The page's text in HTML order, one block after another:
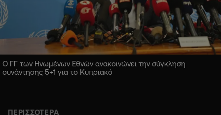
Ο ΓΓ των Ηνωμένων Εθνών ανακοινώνει την σύγκληση
συνάντησης 5+1 για το Κυπριακό
ΠΕΡΙΣΣΟΤΕΡΑ